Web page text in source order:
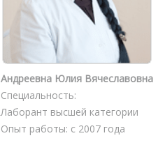
Андреевна Юлия Вячеславовна
Специальность:
Лаборант высшей категории
Опыт работы: с 2007 года